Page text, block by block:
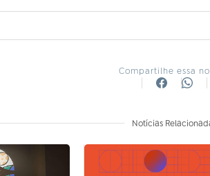
Compartilhe essa
Notícias